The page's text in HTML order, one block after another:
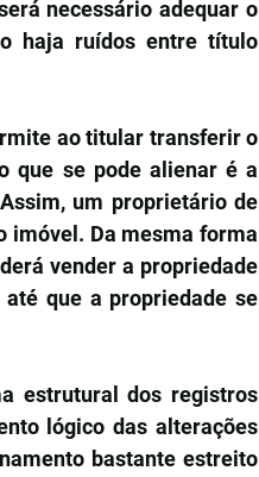
necessário adequar o
haja ruídos entre título
ao titular transferir o
que se pode alienar é a
um proprietário de
imóvel. Da mesma forma
vender a propriedade
que a propriedade se
estrutural dos registros
lógico das alterações
bastante estreito